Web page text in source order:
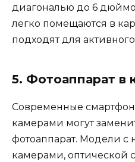
диагональю до 6
легко помещаются в
подходят для
5. Фотоаппарат в
Современные
камерами могут
фотоаппарат. Модели с
камерами, оптической